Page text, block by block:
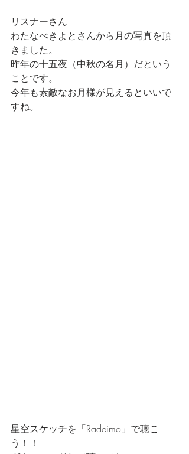
リスナーさん
わたなべきよとさんから月の写真を頂
きました。
昨年の十五夜（中秋の名月）だという
ことです。
今年も素敵なお月様が見えるといいで
すね。
星空スケッチを「Radeimo」で聴こ
う！！